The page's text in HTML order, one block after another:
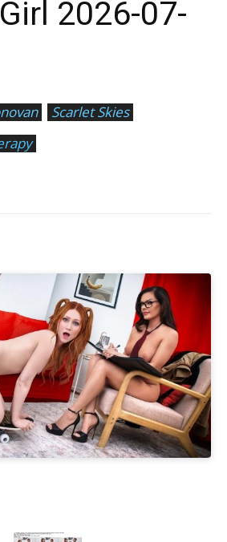
2026-07-
Scarlet Skies